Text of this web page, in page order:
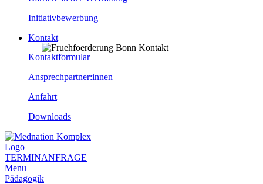
Initiativbewerbung
Kontakt
Kontaktformular
Ansprechpartner:innen
Anfahrt
Downloads
TERMINANFRAGE
Menu
Pädagogik